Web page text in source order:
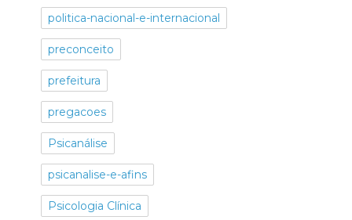
politica-nacional-e-internacional
preconceito
prefeitura
pregacoes
Psicanálise
psicanalise-e-afins
Psicologia Clínica